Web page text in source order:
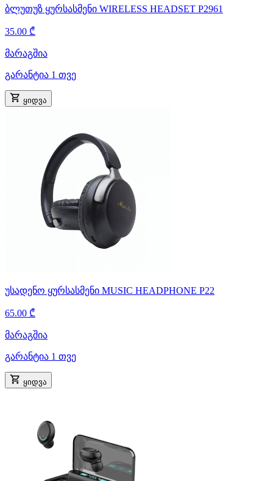
ბლუთუზ ყურსასმენი WIRELESS HEADSET P2961
35.00 ₾
მარაგშია
გარანტია 1 თვე
ყიდვა
უსადენო ყურსასმენი MUSIC HEADPHONE P22
65.00 ₾
მარაგშია
გარანტია 1 თვე
ყიდვა